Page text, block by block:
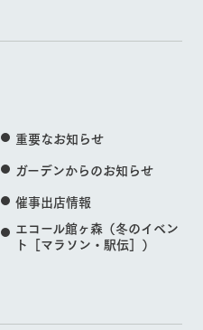
重要なお知らせ
ガーデンからのお知らせ
催事出店情報
エコール館ヶ森（冬のイベン
ト［マラソン・駅伝］）